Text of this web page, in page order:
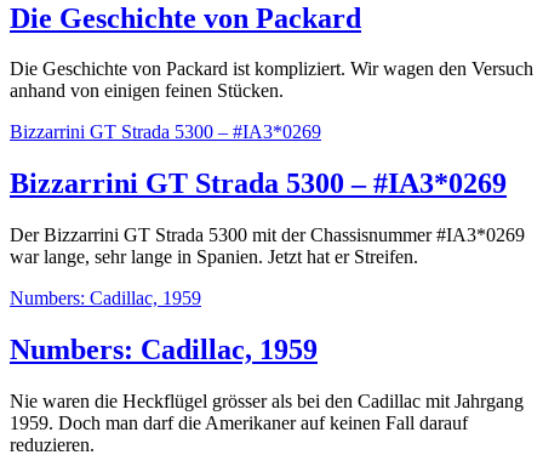
Die Geschichte von Packard
Die Geschichte von Packard ist kompliziert. Wir wagen den Versuch
anhand von einigen feinen Stücken.
Bizzarrini GT Strada 5300 – #IA3*0269
Bizzarrini GT Strada 5300 – #IA3*0269
Der Bizzarrini GT Strada 5300 mit der Chassisnummer #IA3*0269
war lange, sehr lange in Spanien. Jetzt hat er Streifen.
Numbers: Cadillac, 1959
Numbers: Cadillac, 1959
Nie waren die Heckflügel grösser als bei den Cadillac mit Jahrgang
1959. Doch man darf die Amerikaner auf keinen Fall darauf
reduzieren.